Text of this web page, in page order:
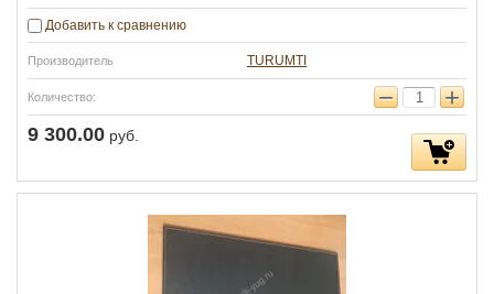
Добавить к сравнению
Производитель TURUMTI
Количество: − +
9 300.00 руб.